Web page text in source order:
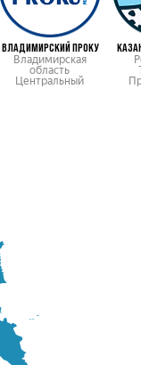
ВЛАДИМИРСКИЙ ПРОКУ
Владимирская
область
Центральный